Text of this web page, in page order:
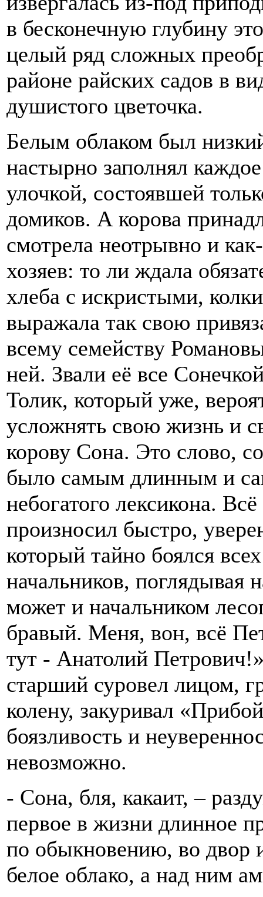
в бесконечную глубину
целый ряд сложных
районе райских садов в
душистого цветочка.
Белым облаком был
настырно заполнял
улочкой, состоявшей
домиков. А корова
смотрела неотрывно и
хозяев: то ли ждала
хлеба с искристыми,
выражала так свою
всему семейству
ней. Звали её все
Толик, который уже,
усложнять свою жизнь и
корову Сона. Это слово,
было самым длинным и
небогатого лексикона.
произносил быстро,
который тайно боялся
начальников,
может и начальником
бравый. Меня, вон, всё
тут - Анатолий
старший суровел лицом,
колену, закуривал
боязливость и
невозможно.
- Сона, бля, какаит, –
первое в жизни длинное
по обыкновению, во двор
белое облако, а над ним